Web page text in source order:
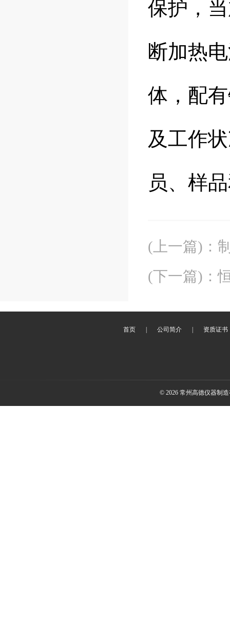
保护，
断加热
体，配
及工作
员、样
(上一篇) ：
(下一篇) ：
首页 公司简介 资质证书
© 2026 常州高德仪器制